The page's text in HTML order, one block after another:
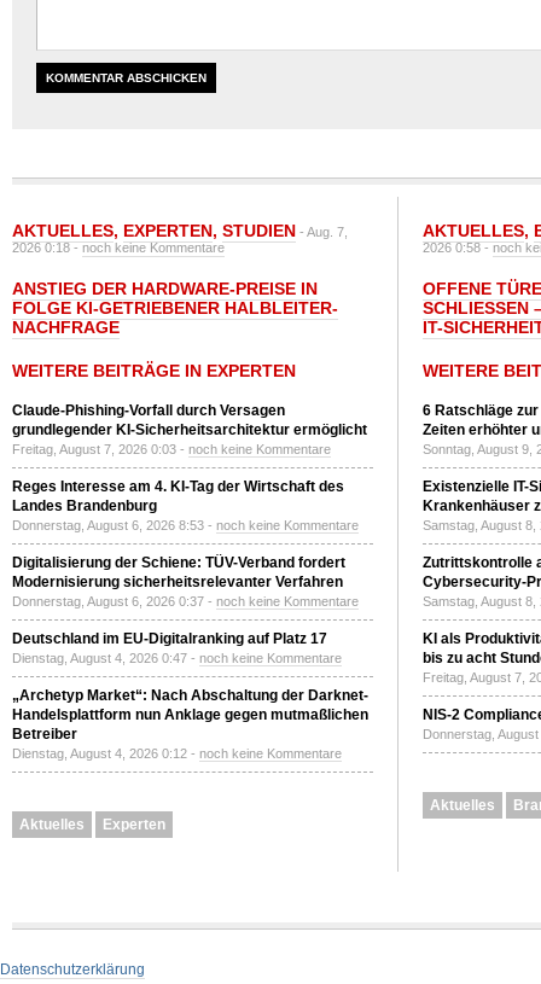
AKTUELLES, EXPERTEN, STUDIEN - Aug. 7,
2026 0:18 -noch keine Kommentare
ANSTIEG DER HARDWARE-PREISE IN
FOLGE KI-GETRIEBENER HALBLEITER-
NACHFRAGE
WEITERE BEITRÄGE IN EXPERTEN
Claude-Phishing-Vorfall durch Versagen
grundlegender KI-Sicherheitsarchitektur ermöglicht
Freitag, August 7, 2026 0:03 - noch keine Kommentare
Reges Interesse am 4. KI-Tag der Wirtschaft des
Landes Brandenburg
Donnerstag, August 6, 2026 8:53 - noch keine Kommentare
Digitalisierung der Schiene: TÜV-Verband fordert
Modernisierung sicherheitsrelevanter Verfahren
Donnerstag, August 6, 2026 0:37 - noch keine Kommentare
Deutschland im EU-Digitalranking auf Platz 17
Dienstag, August 4, 2026 0:47 - noch keine Kommentare
„Archetyp Market“: Nach Abschaltung der Darknet-
Handelsplattform nun Anklage gegen mutmaßlichen
Betreiber
Dienstag, August 4, 2026 0:12 - noch keine Kommentare
Aktuelles Experten
AKTUELLES,
2026 0:58 -noch
OFFENE
SCHLIESSEN
T-
WEITERE
6 Ratschläge
Zeiten erhöhter
Sonntag, August 9,
Existenzielle IT-
Krankenhäuser
Samstag, August
Zutrittskontrolle
Cybersecurity-
Samstag, August
KI als
bis zu acht
Freitag, August 7,
NIS-2
Donnerstag,
Aktuelles
Datenschutzerklärung